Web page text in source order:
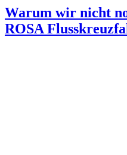
Warum wir nicht
ROSA